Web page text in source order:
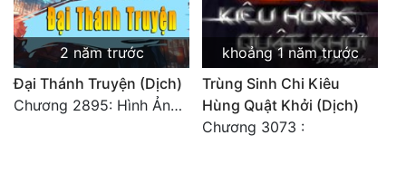
2 năm trước
Đại Thánh Truyện (Dịch)
Chương 2895: Hình Ảnh Ở Kiếp Trước
khoảng 1 năm trước
Trùng Sinh Chi Kiêu
Hùng Quật Khởi (Dịch)
Chương 3073 :